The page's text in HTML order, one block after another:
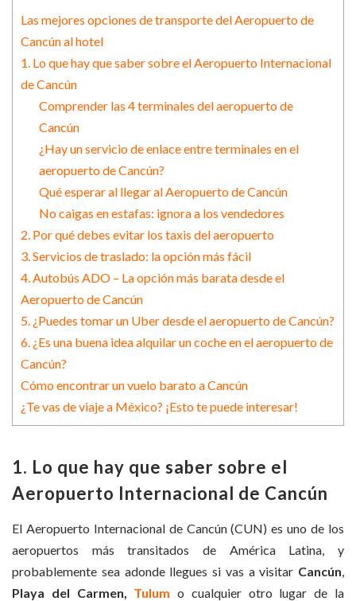
Las mejores opciones de transporte del Aeropuerto de
Cancún al hotel
1. Lo que hay que saber sobre el Aeropuerto Internacional
de Cancún
Comprender las 4 terminales del aeropuerto de
Cancún
¿Hay un servicio de enlace entre terminales en el
aeropuerto de Cancún?
Qué esperar al llegar al Aeropuerto de Cancún
No caigas en estafas: ignora a los vendedores
2. Por qué debes evitar los taxis del aeropuerto
3. Servicios de traslado: la opción más fácil
4. Autobús ADO – La opción más barata desde el
Aeropuerto de Cancún
5. ¿Puedes tomar un Uber desde el aeropuerto de Cancún?
6. ¿Es una buena idea alquilar un coche en el aeropuerto de
Cancún?
Cómo encontrar un vuelo barato a Cancún
¿Te vas de viaje a México? ¡Esto te puede interesar!
1. Lo que hay que saber sobre el
Aeropuerto Internacional de Cancún
El Aeropuerto Internacional de Cancún (CUN) es uno de los
aeropuertos más transitados de América Latina, y
probablemente sea adonde llegues si vas a visitar Cancún,
Playa del Carmen, Tulum o cualquier otro lugar de la